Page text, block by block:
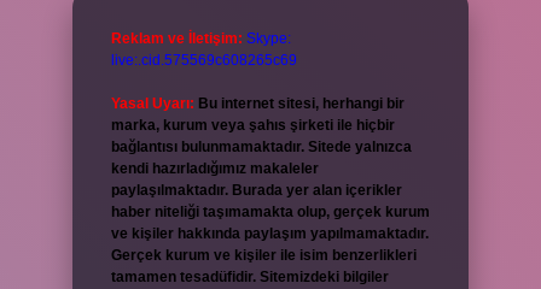
Reklam ve İletişim: Skype:
live:.cid.575569c608265c69
Yasal Uyarı: Bu internet sitesi, herhangi bir
marka, kurum veya şahıs şirketi ile hiçbir
bağlantısı bulunmamaktadır. Sitede yalnızca
kendi hazırladığımız makaleler
paylaşılmaktadır. Burada yer alan içerikler
haber niteliği taşımamakta olup, gerçek kurum
ve kişiler hakkında paylaşım yapılmamaktadır.
Gerçek kurum ve kişiler ile isim benzerlikleri
tamamen tesadüfidir. Sitemizdeki bilgiler